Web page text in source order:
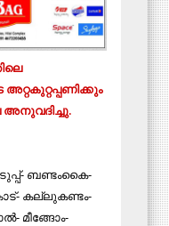
അനുവദിച്ചു.
ബണ്ടംകൈ-
കല്ലുകണ്ടം-
മീങ്ങോം-